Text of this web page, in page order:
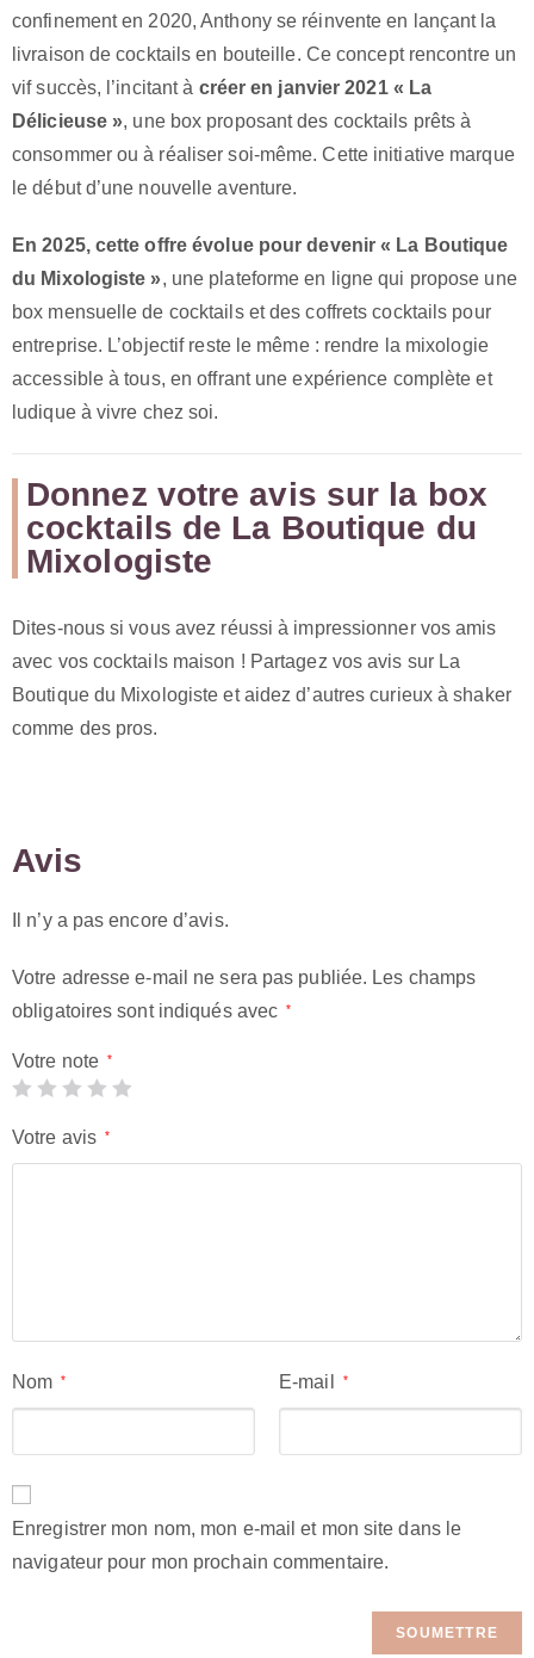
confinement en 2020, Anthony se réinvente en lançant la
livraison de cocktails en bouteille. Ce concept rencontre un
vif succès, l’incitant à créer en janvier 2021 « La
Délicieuse », une box proposant des cocktails prêts à
consommer ou à réaliser soi-même. Cette initiative marque
le début d’une nouvelle aventure.
En 2025, cette offre évolue pour devenir « La Boutique
du Mixologiste », une plateforme en ligne qui propose une
box mensuelle de cocktails et des coffrets cocktails pour
entreprise. L’objectif reste le même : rendre la mixologie
accessible à tous, en offrant une expérience complète et
ludique à vivre chez soi.
Donnez votre avis sur la box
cocktails de La Boutique du
Mixologiste
Dites-nous si vous avez réussi à impressionner vos amis
avec vos cocktails maison ! Partagez vos avis sur La
Boutique du Mixologiste et aidez d’autres curieux à shaker
comme des pros.
Avis
Il n’y a pas encore d’avis.
Votre adresse e-mail ne sera pas publiée. Les champs
obligatoires sont indiqués avec
*
Votre note *
Votre avis *
Nom * E-mail *
Enregistrer mon nom, mon e-mail et mon site dans le
navigateur pour mon prochain commentaire.